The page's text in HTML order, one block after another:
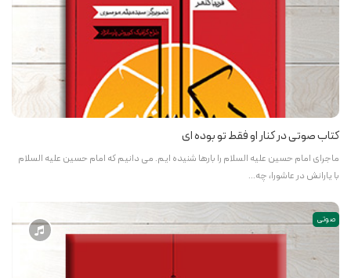
کتاب صوتی در کنار او فقط تو بوده ای
ماجرای امام حسین علیه ­السلام را بارها شنیده ­ایم. می دانیم که امام حسین علیه­ السلام
با یارانش در عاشورا، چه…
صوتی